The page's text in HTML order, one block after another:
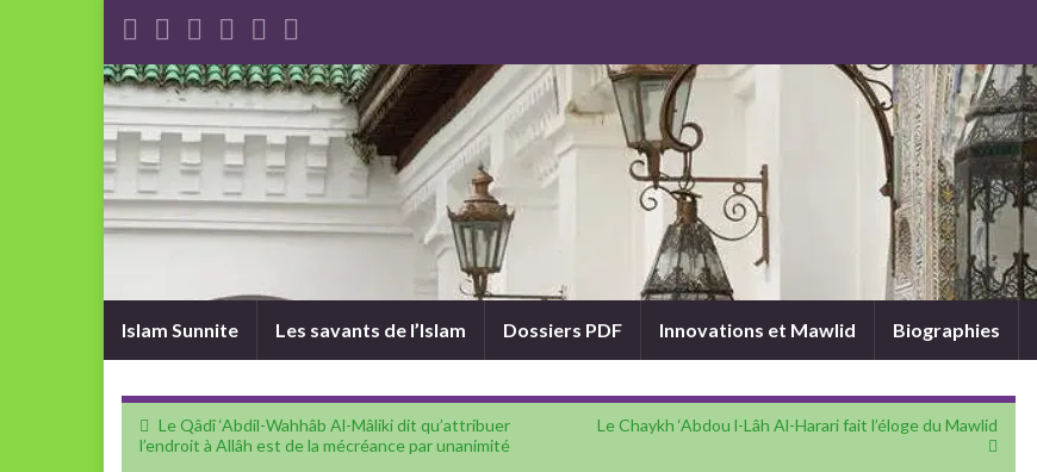
Islam Sunnite Les savants de l’Islam Dossiers PDF Innovations et Mawlid Biographies
Le Qâdî ‘Abdil-Wahhâb Al-Mâliki dit qu’attribuer
l’endroit à Allâh est de la mécréance par unanimité
Le Chaykh ‘Abdou l-Lâh Al-Harari fait l’éloge du Mawlid